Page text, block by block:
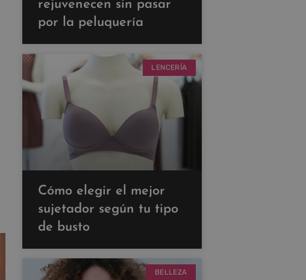
rejuvenecen sin pasar
por la peluquería
LENCERÍA
Cómo elegir el mejor
sujetador según tu tipo
de busto
BELLEZA